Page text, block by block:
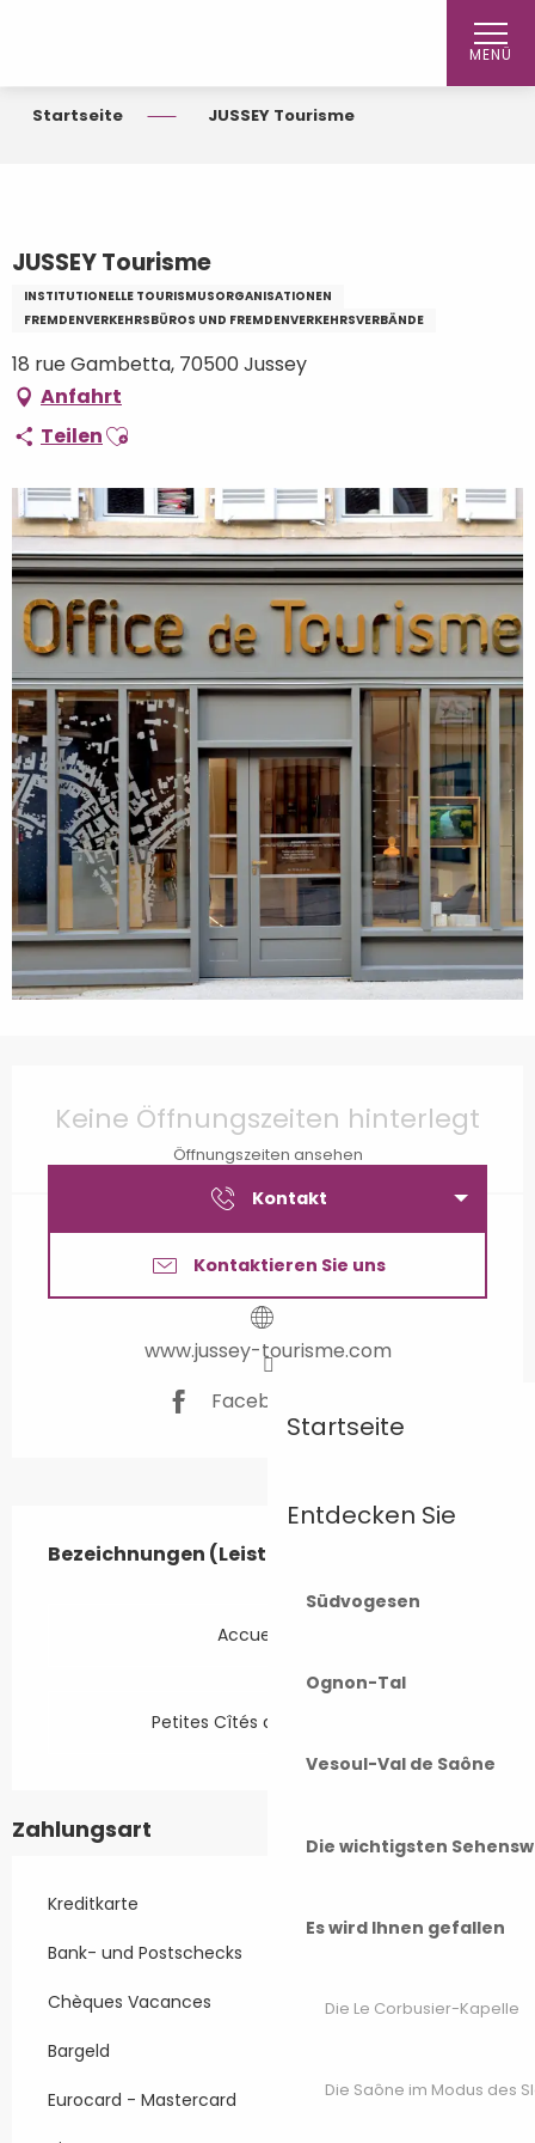
MENÜ
Startseite
Entdecken Sie
Südvogesen
Ognon-Tal
Vesoul-Val de Saône
Die wichtigsten
Es wird Ihnen gefallen
Die Le Corbusier-Kapelle
Die Saône im Modus des
Startseite JUSSEY Tourisme
JUSSEY Tourisme
INSTITUTIONELLE TOURISMUSORGANISATIONEN
FREMDENVERKEHRSBÜROS UND FREMDENVERKEHRSVERBÄNDE
18 rue Gambetta, 70500 Jussey
Anfahrt
TeilenAjouter aux favoris
Keine Öffnungszeiten hinterlegt
Öffnungszeiten ansehen
Kontakt
Kontaktieren Sie uns
www.jussey-tourisme.com
Facebook Seite
Leistungensmöglichkeiten
Bezeichnungen (Leistungsmerkmale)
Bezeichnungen (Leistungsmerkmale)
Accueil Vélo
Petites Cîtés de Caractères
Zahlungsart
Kreditkarte
Bank- und Postschecks
Chèques Vacances
Bargeld
Eurocard - Mastercard